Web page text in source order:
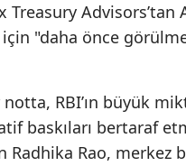
"daha önce
RBI’ın büyük
baskıları bertaraf
Rao, merkez